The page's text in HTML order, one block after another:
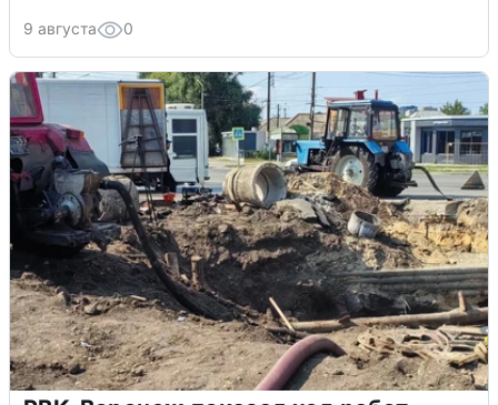
9 августа 0